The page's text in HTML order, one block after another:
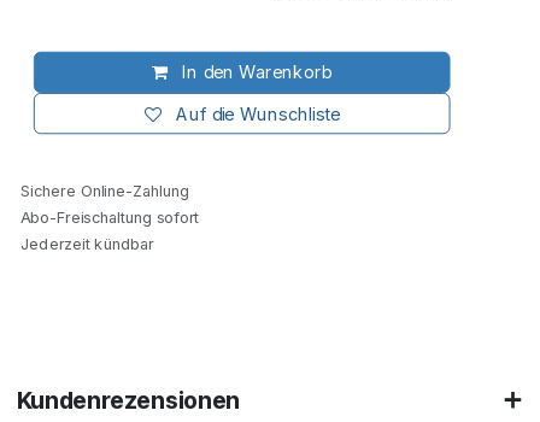
In den Warenkorb
Auf die Wunschliste
Sichere Online-Zahlung
Abo-Freischaltung sofort
Jederzeit kündbar
Kundenrezensionen